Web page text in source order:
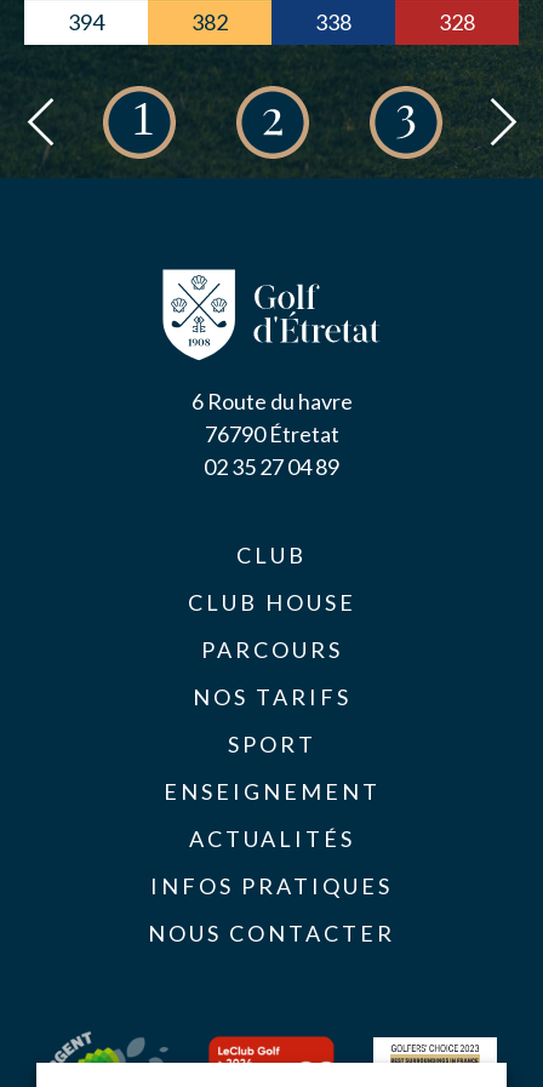
394 382 338 328
6 Route du havre
76790 Étretat
02 35 27 04 89
CLUB
CLUB HOUSE
PARCOURS
NOS TARIFS
SPORT
ENSEIGNEMENT
ACTUALITÉS
INFOS PRATIQUES
NOUS CONTACTER